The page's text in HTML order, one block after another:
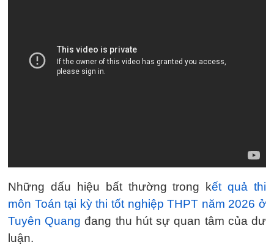
Những dấu hiệu bất thường trong kết quả thi
môn Toán tại kỳ thi tốt nghiệp THPT năm 2026 ở
Tuyên Quang đang thu hút sự quan tâm của dư
luận.